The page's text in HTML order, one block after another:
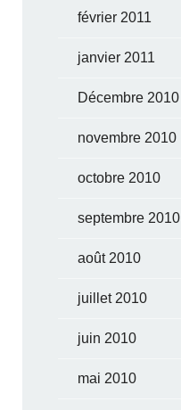
février 2011
janvier 2011
Décembre 2010
novembre 2010
octobre 2010
septembre 2010
août 2010
juillet 2010
juin 2010
mai 2010